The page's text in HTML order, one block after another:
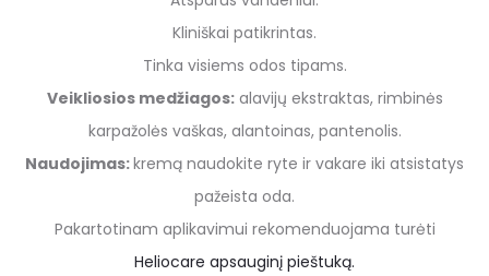
Kliniškai patikrintas.
Tinka visiems odos tipams.
Veikliosios medžiagos:alavijų ekstraktas, rimbinės
karpažolės vaškas, alantoinas, pantenolis.
Naudojimas:kremą naudokite ryte ir vakare iki atsistatys
pažeista oda.
Pakartotinam aplikavimui rekomenduojama turėti
Heliocare apsauginį pieštuką.